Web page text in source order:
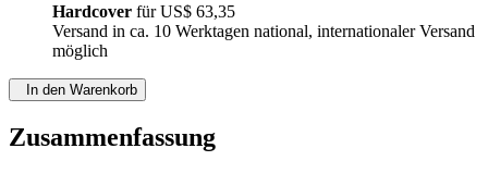
Hardcover fürUS$ 63,35
Versand in ca. 10 Werktagen national, internationaler Versand
möglich
In den Warenkorb
Zusammenfassung